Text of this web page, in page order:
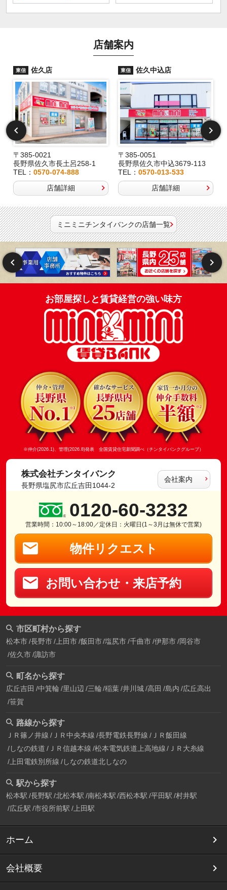
店舗案内
東信 佐久店
〒385-0021
長野県佐久市長土呂258-1
TEL： 0570-074-888
店舗詳細
東信 佐久中込店
〒385-0051
長野県佐久市中込3679-113
TEL：0570-013-533
店舗詳細
ミニミニチンタイバンクの店舗一覧
お部屋探しと賃貸経営の強い味方
※仲介(2026.1)、管理(2026.8)発表 全国賃貸住宅新聞調べ（チンタイバンクグループ）
株式会社チンタイバンク
長野県塩尻市広丘吉田1044-2
会社案内
0120-60-3232
営業時間：10:00～18:00／定休日：火曜日(1～3月は無休で営業)
物件リクエスト
お問い合わせ・来店予約
市区町村から探す
松本市 長野市 上田市 飯田市 塩尻市 千曲市 伊那市 岡谷市
佐久市 諏訪市
町名から探す
広丘吉田 中箕輪 里山辺 三輪 稲葉 井川城 高田 島内 広丘高出
笹賀
路線から探す
ＪＲ篠ノ井線 ＪＲ中央本線 長野電鉄長野線 ＪＲ飯田線
しなの鉄道 ＪＲ信越本線 松本電気鉄道上高地線
ＪＲ大糸線
上田電鉄別所線 しなの鉄道北しなの
駅から探す
松本駅 長野駅 北松本駅 南松本駅 西松本駅 平田駅 村井駅
広丘駅 市役所前駅 上田駅
ホーム
会社概要